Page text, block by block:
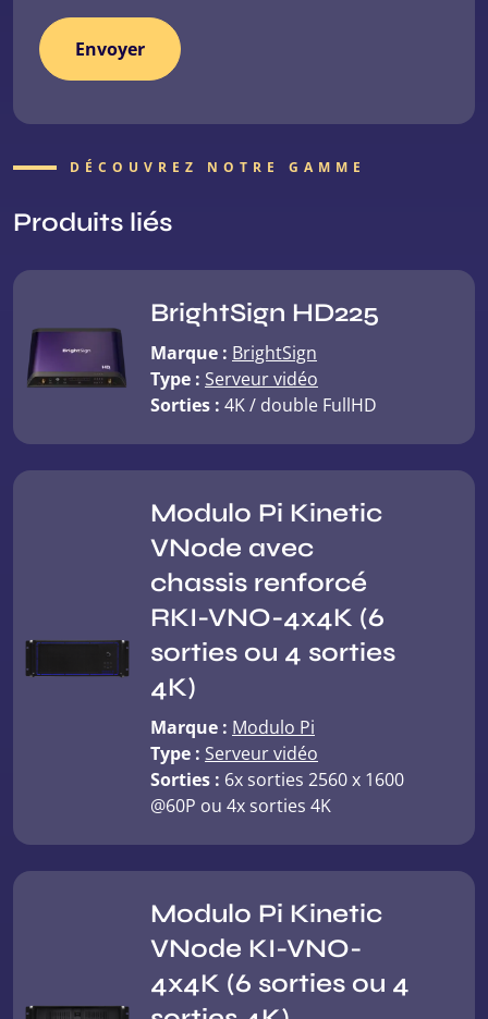
DÉCOUVREZ NOTRE GAMME
Produits liés
BrightSign HD225
Marque : BrightSign
Type : Serveur vidéo
Sorties : 4K / double FullHD
Modulo Pi Kinetic
VNode avec
chassis renforcé
RKI-VNO-4x4K (6
sorties ou 4 sorties
4K)
Marque : Modulo Pi
Type : Serveur vidéo
Sorties : 6x sorties 2560 x 1600
@60P ou 4x sorties 4K
Modulo Pi Kinetic
VNode KI-VNO-
4x4K (6 sorties ou 4